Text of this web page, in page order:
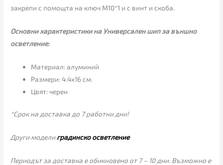
закрепи с помощта на ключ M10*1 и с винт и скоба.
Основни характеристики на Универсален шип за външно
осветление:
Материал: алуминий
Размери: 4.4х16 см.
Цвят: черен
*Срок на доставка до 7 работни дни!
Други моделиградинско осветление
Периодът за доставка е обикновено от 7 – 10 дни. Възможно е